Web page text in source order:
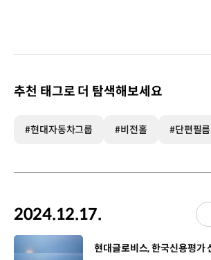
추천 태그로 더 탐색해보세요
#현대자동차그룹 #비전홀 #단편필름
2024.12.17.
[동영상]